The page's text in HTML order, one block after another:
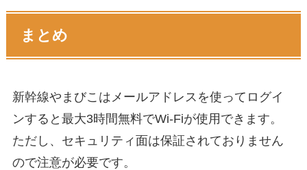
まとめ
新幹線やまびこはメールアドレスを使ってログイ
ンすると最大3時間無料でWi-Fiが使用できます。
ただし、セキュリティ面は保証されておりません
ので注意が必要です。